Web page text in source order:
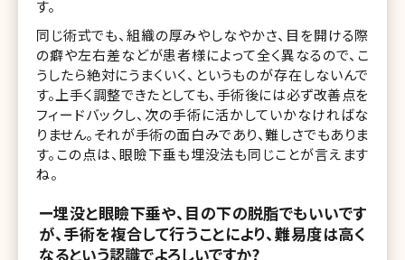
す。
同じ術式でも、組織の厚みやしなやかさ、目を開ける際
の癖や左右差などが患者様によって全く異なるので、こ
うしたら絶対にうまくいく、というものが存在しないんで
す。上手く調整できたとしても、手術後には必ず改善点を
フィードバックし、次の手術に活かしていかなければな
りません。それが手術の面白みであり、難しさでもありま
す。この点は、眼瞼下垂も埋没法も同じことが言えます
ね。
ー埋没と眼瞼下垂や、目の下の脱脂でもいいです
が、手術を複合して行うことにより、難易度は高く
なるという認識でよろしいですか?